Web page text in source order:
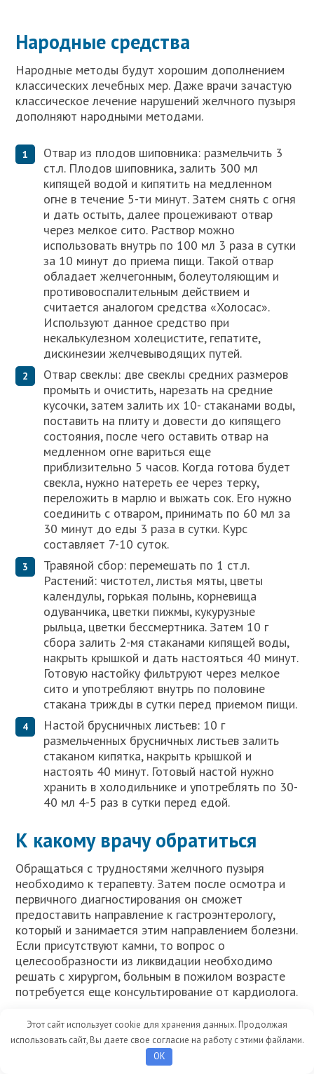
Народные средства
Народные методы будут хорошим дополнением
классических лечебных мер. Даже врачи зачастую
классическое лечение нарушений желчного пузыря
дополняют народными методами.
Отвар из плодов шиповника: размельчить 3
ст.л. Плодов шиповника, залить 300 мл
кипящей водой и кипятить на медленном
огне в течение 5-ти минут. Затем снять с огня
и дать остыть, далее процеживают отвар
через мелкое сито. Раствор можно
использовать внутрь по 100 мл 3 раза в сутки
за 10 минут до приема пищи. Такой отвар
обладает желчегонным, болеутоляющим и
противовоспалительным действием и
считается аналогом средства «Холосас».
Используют данное средство при
некалькулезном холецистите, гепатите,
дискинезии желчевыводящих путей.
Отвар свеклы: две свеклы средних размеров
промыть и очистить, нарезать на средние
кусочки, затем залить их 10- стаканами воды,
поставить на плиту и довести до кипящего
состояния, после чего оставить отвар на
медленном огне вариться еще
приблизительно 5 часов. Когда готова будет
свекла, нужно натереть ее через терку,
переложить в марлю и выжать сок. Его нужно
соединить с отваром, принимать по 60 мл за
30 минут до еды 3 раза в сутки. Курс
составляет 7-10 суток.
Травяной сбор: перемешать по 1 ст.л.
Растений: чистотел, листья мяты, цветы
календулы, горькая полынь, корневища
одуванчика, цветки пижмы, кукурузные
рыльца, цветки бессмертника. Затем 10 г
сбора залить 2-мя стаканами кипящей воды,
накрыть крышкой и дать настояться 40 минут.
Готовую настойку фильтруют через мелкое
сито и употребляют внутрь по половине
стакана трижды в сутки перед приемом пищи.
Настой брусничных листьев: 10 г
размельченных брусничных листьев залить
стаканом кипятка, накрыть крышкой и
настоять 40 минут. Готовый настой нужно
хранить в холодильнике и употреблять по 30-
40 мл 4-5 раз в сутки перед едой.
К какому врачу обратиться
Обращаться с трудностями желчного пузыря
необходимо к терапевту. Затем после осмотра и
первичного диагностирования он сможет
предоставить направление к гастроэнтерологу,
который и занимается этим направлением болезни.
Если присутствуют камни, то вопрос о
целесообразности из ликвидации необходимо
решать с хирургом, больным в пожилом возрасте
потребуется еще консультирование от кардиолога.
Отзывы
Дорогие читатели, нам очень важно ваше мнение
Этот сайт использует cookie для хранения данных. Продолжая
использовать сайт, Вы даете свое согласие на работу с этими файлами.
OK